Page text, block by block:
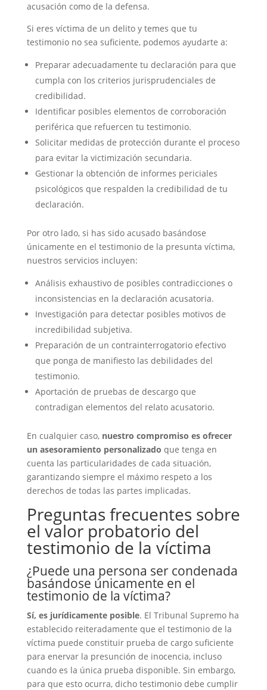
acusación como de la defensa.
Si eres víctima de un delito y temes que tu
testimonio no sea suficiente, podemos ayudarte a:
Preparar adecuadamente tu declaración para que
cumpla con los criterios jurisprudenciales de
credibilidad.
Identificar posibles elementos de corroboración
periférica que refuercen tu testimonio.
Solicitar medidas de protección durante el proceso
para evitar la victimización secundaria.
Gestionar la obtención de informes periciales
psicológicos que respalden la credibilidad de tu
declaración.
Por otro lado, si has sido acusado basándose
únicamente en el testimonio de la presunta víctima,
nuestros servicios incluyen:
Análisis exhaustivo de posibles contradicciones o
inconsistencias en la declaración acusatoria.
Investigación para detectar posibles motivos de
incredibilidad subjetiva.
Preparación de un contrainterrogatorio efectivo
que ponga de manifiesto las debilidades del
testimonio.
Aportación de pruebas de descargo que
contradigan elementos del relato acusatorio.
En cualquier caso, nuestro compromiso es ofrecer
un asesoramiento personalizado que tenga en
cuenta las particularidades de cada situación,
garantizando siempre el máximo respeto a los
derechos de todas las partes implicadas.
Preguntas frecuentes sobre
el valor probatorio del
testimonio de la víctima
¿Puede una persona ser condenada
basándose únicamente en el
testimonio de la víctima?
Sí, es jurídicamente posible. El Tribunal Supremo ha
establecido reiteradamente que el testimonio de la
víctima puede constituir prueba de cargo suficiente
para enervar la presunción de inocencia, incluso
cuando es la única prueba disponible. Sin embargo,
para que esto ocurra, dicho testimonio debe cumplir